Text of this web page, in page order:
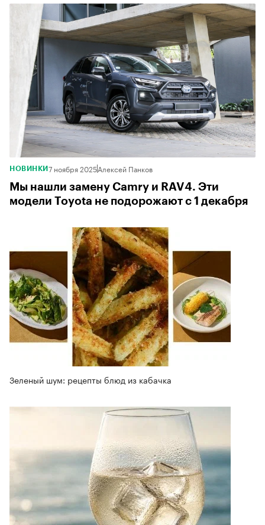
НОВИНКИ 7 ноября 2025Алексей Панков
Мы нашли замену Camry и RAV4. Эти
модели Toyota не подорожают с 1 декабря
Зеленый шум: рецепты блюд из кабачка